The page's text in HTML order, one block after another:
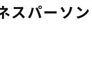
スパーソ